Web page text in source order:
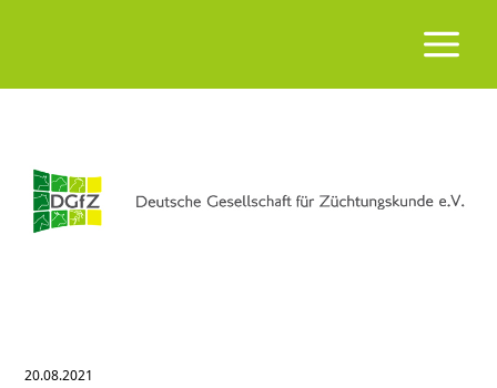
20.08.2021